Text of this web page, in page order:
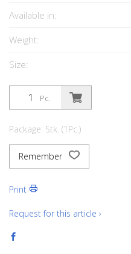
Available in:
Weight:
Size:
Pc.
Package: Stk. (1Pc.)
Remember
Print
Request for this article ›